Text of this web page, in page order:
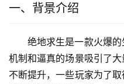
一、背景介绍
绝地求生是一款火爆
机制和逼真的场景吸引了
不断提升，一些玩家为了